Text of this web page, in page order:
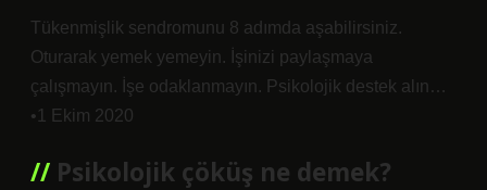
Tükenmişlik sendromunu 8 adımda aşabilirsiniz.
Oturarak yemek yemeyin. İşinizi paylaşmaya
çalışmayın. İşe odaklanmayın. Psikolojik destek alın…
•1 Ekim 2020
Psikolojik çöküş ne demek?